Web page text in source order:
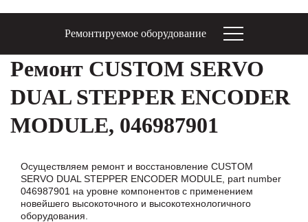
Ремонтируемое оборудование
Ремонт CUSTOM SERVO
DUAL STEPPER ENCODER
MODULE, 046987901
Осуществляем ремонт и восстановление CUSTOM
SERVO DUAL STEPPER ENCODER MODULE, part number
046987901 на уровне компонентов с применением
новейшего высокоточного и высокотехнологичного
оборудования.